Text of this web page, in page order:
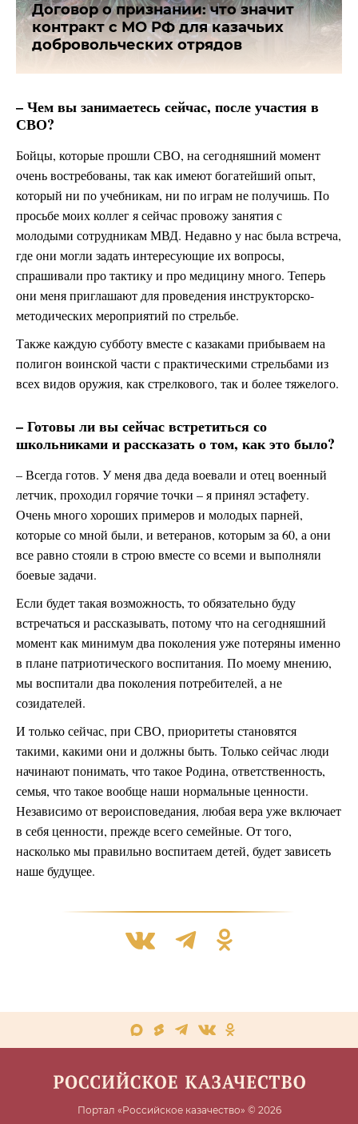
Договор о признании: что значит
контракт с МО РФ для казачьих
добровольческих отрядов
– Чем вы занимаетесь сейчас, после участия в
СВО?
Бойцы, которые прошли СВО, на сегодняшний момент
очень востребованы, так как имеют богатейший опыт,
который ни по учебникам, ни по играм не получишь. По
просьбе моих коллег я сейчас провожу занятия с
молодыми сотрудникам МВД. Недавно у нас была встреча,
где они могли задать интересующие их вопросы,
спрашивали про тактику и про медицину много. Теперь
они меня приглашают для проведения инструкторско-
методических мероприятий по стрельбе.
Также каждую субботу вместе с казаками прибываем на
полигон воинской части с практическими стрельбами из
всех видов оружия, как стрелкового, так и более тяжелого.
– Готовы ли вы сейчас встретиться со
школьниками и рассказать о том, как это было?
– Всегда готов. У меня два деда воевали и отец военный
летчик, проходил горячие точки – я принял эстафету.
Очень много хороших примеров и молодых парней,
которые со мной были, и ветеранов, которым за 60, а они
все равно стояли в строю вместе со всеми и выполняли
боевые задачи.
Если будет такая возможность, то обязательно буду
встречаться и рассказывать, потому что на сегодняшний
момент как минимум два поколения уже потеряны именно
в плане патриотического воспитания. По моему мнению,
мы воспитали два поколения потребителей, а не
созидателей.
И только сейчас, при СВО, приоритеты становятся
такими, какими они и должны быть. Только сейчас люди
начинают понимать, что такое Родина, ответственность,
семья, что такое вообще наши нормальные ценности.
Независимо от вероисповедания, любая вера уже включает
в себя ценности, прежде всего семейные. От того,
насколько мы правильно воспитаем детей, будет зависеть
наше будущее.
Портал «Российское казачество» © 2026